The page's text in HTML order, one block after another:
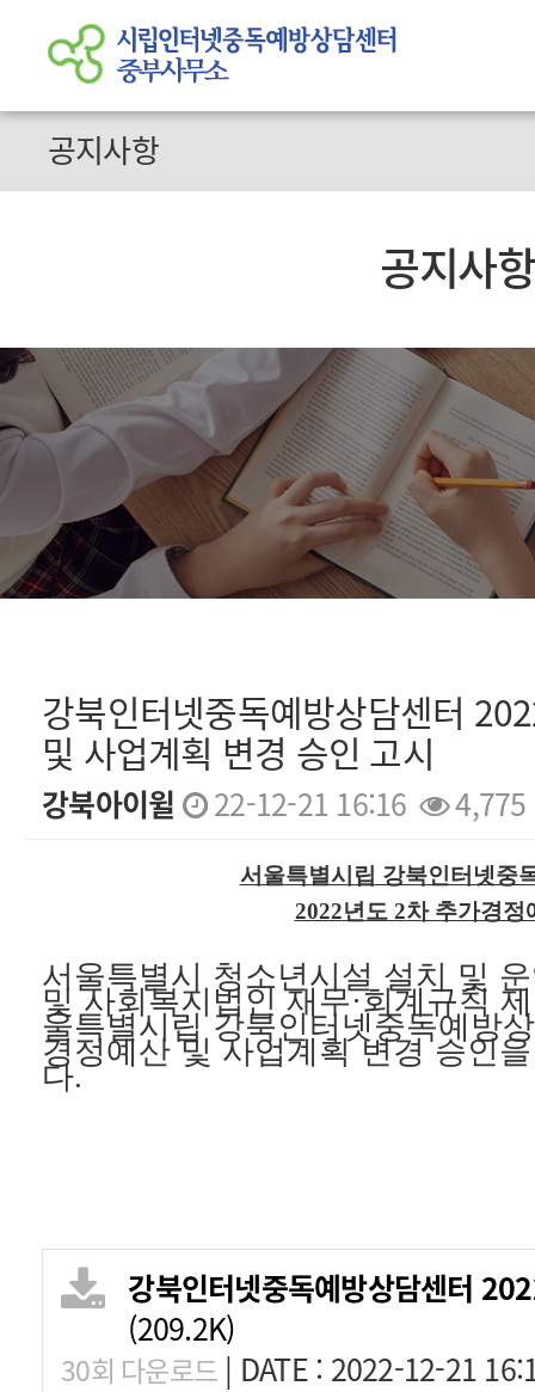
공지사항
공지사
강북인터넷중독예방상담센터
및 사업계획 변경 승인 고시
강북아이윌 22-12-21 16:16 4,775
서울특별시립 강북인터넷중
2022년도 2차 추가경정
서울특별시 청소년시설 설치 및
및 사회복지법인 재무·회계규칙 제
울특별시립 강북인터넷중독예방
경정예산 및 사업계획 변경 승인
다.
강북인터넷중독예방상담센터
(209.2K)
30회 다운로드 | DATE : 2022-12-21